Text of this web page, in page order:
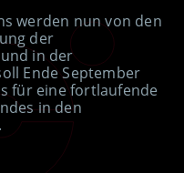
werden nun von den
der
in der
Ende September
für eine fortlaufende
in den